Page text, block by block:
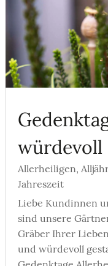
würdevoll
Allerheiligen,
Jahreszeit
Liebe Kundinnen
sind unsere
Gräber Ihrer
und würdevoll